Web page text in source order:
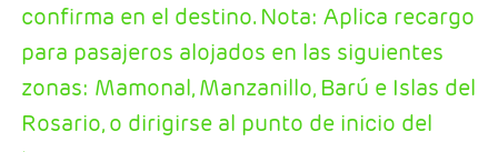
confirma en el destino. Nota: Aplica recargo
para pasajeros alojados en las siguientes
zonas: Mamonal, Manzanillo, Barú e Islas del
Rosario, o dirigirse al punto de inicio del